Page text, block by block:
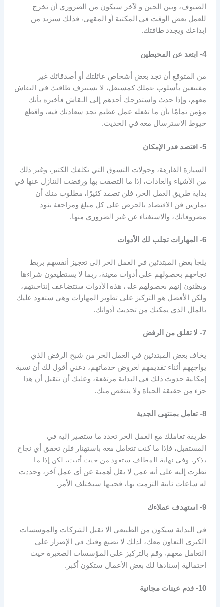
الضيوف، وبين الحين والآخر سيكون من الضروري أن تخرج
للعمل بعض الوقت في المكتبة أو المقهى، فذلك سيزيد من
إبداعك ويجدد طاقتك.
4- ابتعد عن المحبطين
من المتوقع أن تجد بعض أشخاص عائلتك أو أصدقائك غير
مقتنعين بأسلوب عملك كمستقل، لا تستنزف طاقتك في النقاش
معهم، وإذا حدث واستدرجك أحدهم إلى النقاش فأخبره بأنك
مؤمن تمامًا بأن ما تفعله عمل عظيم تجد سعادتك فيه، واقطع
خيوط الاسترسال معه في الحديث.
5- اقتصد قدر الإمكان
السيارة الفارهة، وجولات التسوق التي تكلفك الكثير، وغير ذلك
من الأشياء والعادات، إذا ما التصقت بها ورفضت التنازل عنها في
بداية طريق العمل الحر، فلن تصمد كثيرًا، مطلوب منك أن
تمارس فن الاقتصاد بالحرص على كل مبلغ ومراجعة بنود
مصروفاتك، والاستغناء عن غير الضروري منها.
6- المهارات تجلب لك الأدوات
يلجأ بعض المبتدئين في العمل الحر إلى تعجيز أنفسهم بربط
نجاحهم بحصولهم على أدوات معينة، ربما لا يستطيعون شراءها
ويظنون إنهم بحصولهم على هذه الأدوات ستتضاعف إنتاجيتهم،
ولكن الأفضل هو التركيز على تطوير المهارات وهي ستعود عليك
بالمال الذي يمكنك من تحديث أدواتك.
7- لا تقلق من الرفض
يخاف بعض المبتدئين في العمل الحر من شبح الرفض الذي
يواجههم أثناء تقديمهم لعروض خدماتهم، دعني أقول لك أن نسبة
إمكانية حدوث ذلك في البداية مرتفعة، وعليك أن تتقبل أن هذا
جزء من حقيقة الحياة ولا ينتقص منك.
8- تعامل بمنتهى الجدية
طريقة تعاملك مع العمل الحر تحدد ما ستصير إليه في
المستقبل، فإذا ما كنت تتعامل معه باستهتار فلن تحقق أي نجاح
يذكر، وفي نهاية المطاف ستعود من حيث أتيت، لكن إذا ما
نظرت إليه على أنه عمل لا يقل أهمية عن أي عمل آخر، وحددت
له ساعات ثابتة التزمت بها، فحينها سيختلف الأمر.
9- استهدف عملاءك
في البداية سيكون من الطبيعي ألا تقبل الشركات والمؤسسات
الكبرى التعاون معك، لذلك لا تضيع وقتك في الإصرار على
التعامل معهم، وقم بالتركيز على المؤسسات الصغيرة حيث
احتمالية إسنادها لك بعض الأعمال ستكون أكبر.
10- قدم عينات مجانية